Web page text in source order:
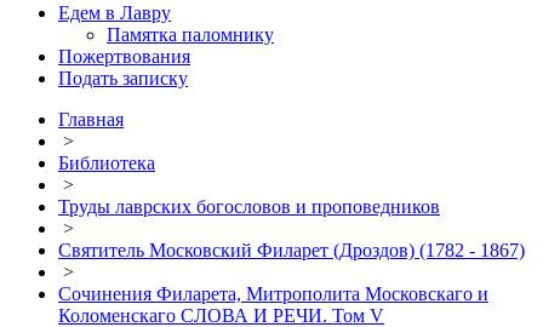
Едем в Лавру
Памятка паломнику
Пожертвования
Подать записку
Главная
>
Библиотека
>
Труды лаврских богословов и проповедников
>
Святитель Московский Филарет (Дроздов) (1782 - 1867)
>
Сочинения Филарета, Митрополита Московскаго и
Коломенскаго СЛОВА И РЕЧИ. Том V